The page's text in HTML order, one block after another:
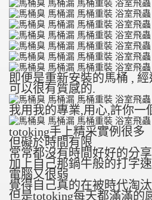
即便是重新安裝的馬桶 ,
可以很有質感的.
我用我的專業,用心,許你一
totoking手上精采實例很多
但礙於時間有限
常常都沒有時間好好的分享
加上自己那鍋牛般的打字
電腦又很弱
覺得自己真的在被時代淘
但是totoking每天都滿滿的